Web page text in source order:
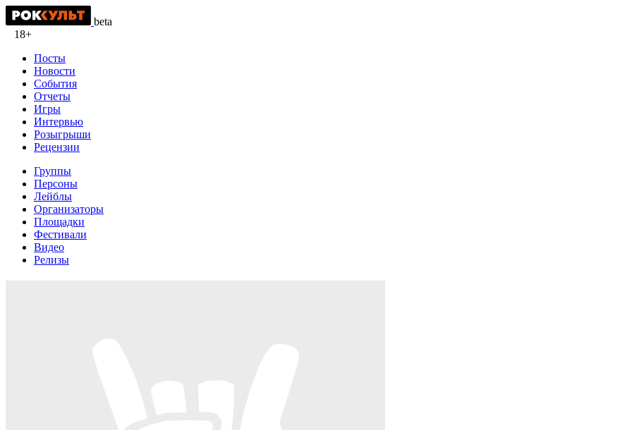
beta
18+
Посты
Новости
События
Отчеты
Игры
Интервью
Розыгрыши
Рецензии
Группы
Персоны
Лейблы
Организаторы
Площадки
Фестивали
Видео
Релизы